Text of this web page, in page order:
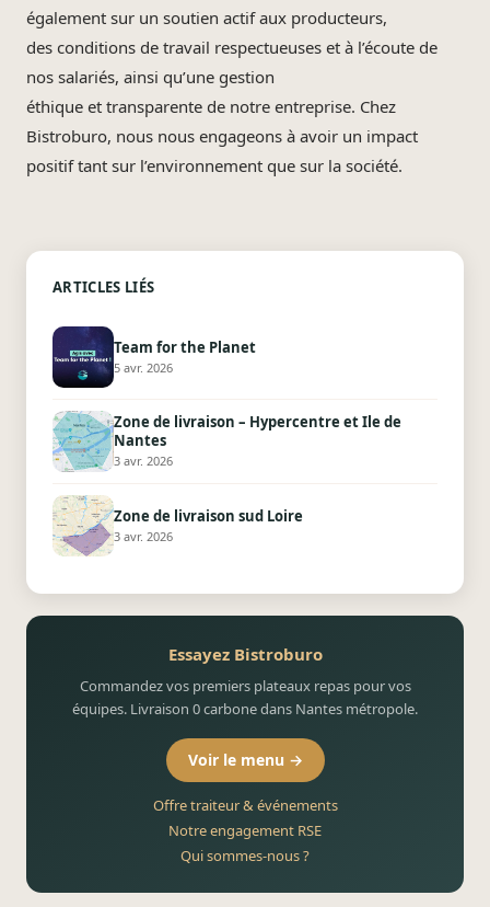
également sur un soutien actif aux producteurs,
des conditions de travail respectueuses et à l’écoute de
nos salariés, ainsi qu’une gestion
éthique et transparente de notre entreprise. Chez
Bistroburo, nous nous engageons à avoir un impact
positif tant sur l’environnement que sur la société.
ARTICLES LIÉS
Team for the Planet
5 avr. 2026
Zone de livraison – Hypercentre et Ile de
Nantes
3 avr. 2026
Zone de livraison sud Loire
3 avr. 2026
Essayez Bistroburo
Commandez vos premiers plateaux repas pour vos
équipes. Livraison 0 carbone dans Nantes métropole.
Voir le menu →
Offre traiteur & événements
Notre engagement RSE
Qui sommes-nous ?